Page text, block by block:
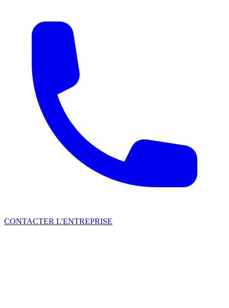
CONTACTER L'ENTREPRISE